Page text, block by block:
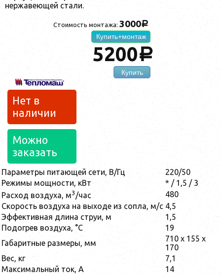
нержавеющей стали.
Стоимость монтажа: 3000a
Купить+монтаж
5200a
Купить
Нет в
наличии
Можно
заказать
Параметры питающей сети, В/Гц
220/50
Режимы мощности, кВт
* / 1,5 / 3
Расход воздуха, м3 /час
480
Скорость воздуха на выходе из сопла, м/с 4,5
Эффективная длина струи, м
1,5
Подогрев воздуха, °С
19
Габаритные размеры, мм
710 x 155 x
170
Вес, кг
7,1
Максимальный ток, А
14